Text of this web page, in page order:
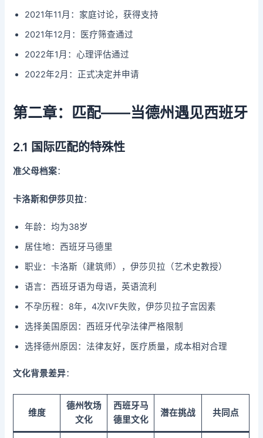
2021年11月：家庭讨论，获得支持
2021年12月：医疗筛查通过
2022年1月：心理评估通过
2022年2月：正式决定并申请
第二章：匹配——当德州遇见西班牙
2.1 国际匹配的特殊性
准父母档案：
卡洛斯和伊莎贝拉：
年龄：均为38岁
居住地：西班牙马德里
职业：卡洛斯（建筑师），伊莎贝拉（艺术史教授）
语言：西班牙语为母语，英语流利
不孕历程：8年，4次IVF失败，伊莎贝拉子宫因素
选择美国原因：西班牙代孕法律严格限制
选择德州原因：法律友好，医疗质量，成本相对合理
文化背景差异：
维度
德州牧场
文化
西班牙马
德里文化
潜在挑战 共同点